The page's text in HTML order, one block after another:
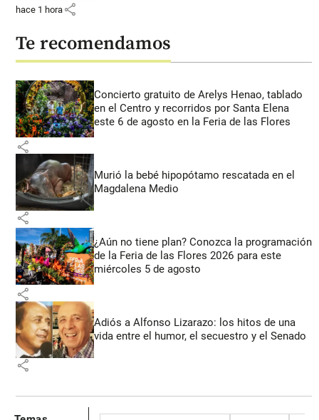
hace 1 hora share
Te recomendamos
Concierto gratuito de Arelys Henao, tablado
en el Centro y recorridos por Santa Elena
este 6 de agosto en la Feria de las Flores
share
Murió la bebé hipopótamo rescatada en el
Magdalena Medio
share
¿Aún no tiene plan? Conozca la programación
de la Feria de las Flores 2026 para este
miércoles 5 de agosto
share
Adiós a Alfonso Lizarazo: los hitos de una
vida entre el humor, el secuestro y el Senado
share